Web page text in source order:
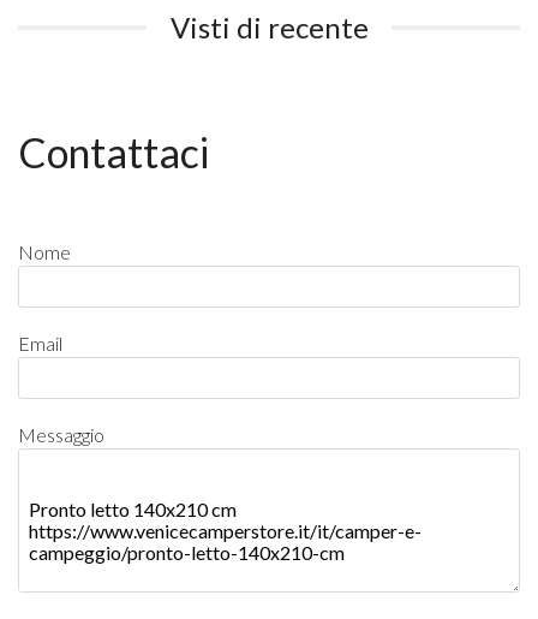
Visti di recente
Contattaci
Nome
Email
Messaggio